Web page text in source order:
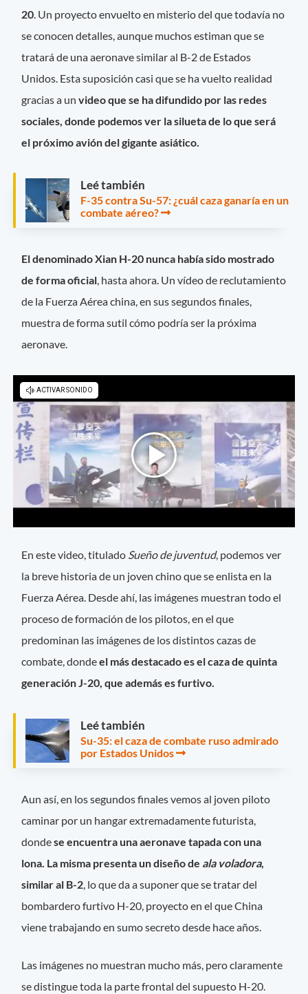
20 . Un proyecto envuelto en misterio del que todavía no
se conocen detalles, aunque muchos estiman que se
tratará de una aeronave similar al B-2 de Estados
Unidos. Esta suposición casi que se ha vuelto realidad
gracias a unvideo que se ha difundido por las redes
sociales, donde podemos ver la silueta de lo que será
el próximo avión del gigante asiático.
Leé también
F-35 contra Su-57: ¿cuál caza ganaría en un
combate aéreo?
El denominado Xian H-20 nunca había sido mostrado
de forma oficial, hasta ahora. Un vídeo de reclutamiento
de la Fuerza Aérea china, en sus segundos finales,
muestra de forma sutil cómo podría ser la próxima
aeronave.
En este video, titulado Sueño de juventud, podemos ver
la breve historia de un joven chino que se enlista en la
Fuerza Aérea. Desde ahí, las imágenes muestran todo el
proceso de formación de los pilotos, en el que
predominan las imágenes de los distintos cazas de
combate, dondeel más destacado es el caza de quinta
generación J-20, que además es furtivo.
Leé también
Su-35: el caza de combate ruso admirado
por Estados Unidos
Aun así, en los segundos finales vemos al joven piloto
caminar por un hangar extremadamente futurista,
dondese encuentra una aeronave tapada con una
lona. La misma presenta un diseño de ala voladora,
similar al B-2, lo que da a suponer que se tratar del
bombardero furtivo H-20, proyecto en el que China
viene trabajando en sumo secreto desde hace años.
Las imágenes no muestran mucho más, pero claramente
se distingue toda la parte frontal del supuesto H-20.